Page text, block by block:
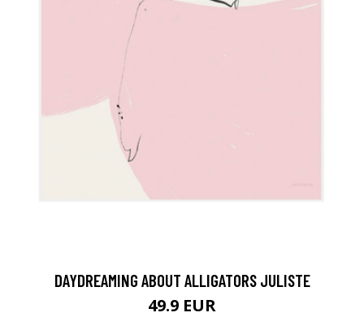
DAYDREAMING ABOUT ALLIGATORS JULISTE
49.9 EUR